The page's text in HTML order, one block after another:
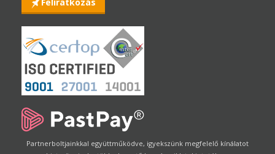
Partnerboltjainkkal együttműködve, igyekszünk megfelelő kínálatot